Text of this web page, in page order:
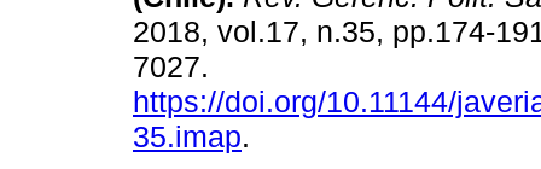
2018, vol.17, n.35, pp.174-
7027.
https://doi.org/10.11144/
35.imap.